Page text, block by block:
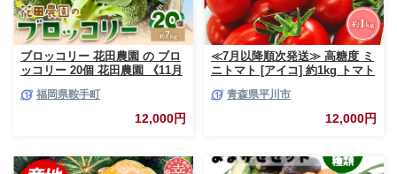
ブロッコリー 花田農園 の ブロ
ッコリー 20個 花田農園 《11月
町 ぶろっこりー 野菜 ブロッコ
リー 産地直送 送料無料
福岡県鞍手町
12,000円
≪7月以降順次発送≫ 高糖度 ミ
ニトマト [アイコ] 約1kg トマト
やさい 減農薬 お取り寄せ 青森
県 平川市 平川 【hi-0016-003】
青森県平川市
12,000円